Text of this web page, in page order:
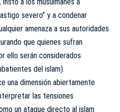
severo” y a condenar
amenaza a sus autoridades
que quienes sufran
ello serán considerados
del islam).
una dimensión abiertamente
las tensiones
un ataque directo al islam